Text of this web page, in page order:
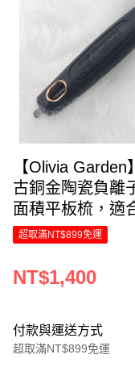
【Olivia
古銅金陶瓷負離
面積平板梳，適
超取滿NT$899免運
NT$1,400
付款與運送方式
超取滿NT$899免運